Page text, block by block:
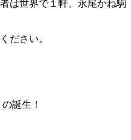
は世界で１軒、永尾かね駒
ださい。
誕生！